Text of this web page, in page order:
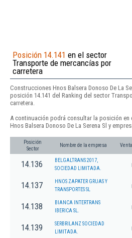
Posición 14.141 en el sector
Transporte de mercancías por
carretera
Construcciones Hnos Balsera Donoso De La
posición 14.141 del Ranking del sector
carretera.
A continuación podrá consultar la posición
Hnos Balsera Donoso De La Serena Sl y
Posición
Sector
Nombre de la empresa
14.136
BELGALTRANS 2017,
SOCIEDAD LIMITADA.
14.137
HNOS ZAPATER GRUAS Y
TRANSPORTES SL
14.138
BIANCA INTERTRANS
IBERICA SL.
14.139
SERBRILANZ SOCIEDAD
LIMITADA.